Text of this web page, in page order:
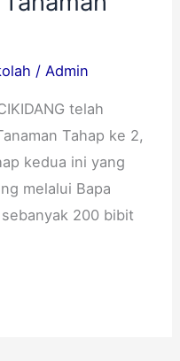
/ Admin
telah
Tahap ke 2,
kedua ini yang
melalui Bapa
200 bibit